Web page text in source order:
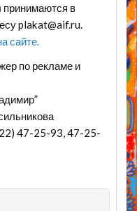
принимаются в
plakat@aif.ru.
сайте.
по рекламе и
47-25-93, 47-25-